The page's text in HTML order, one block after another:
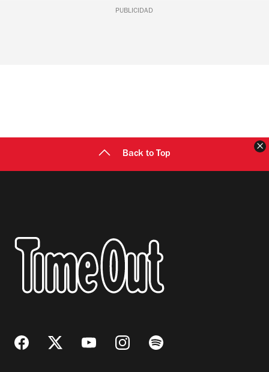
PUBLICIDAD
Back to Top